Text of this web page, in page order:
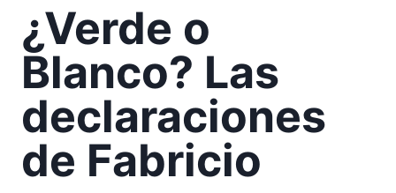
¿Verde o
Blanco? Las
declaraciones
de Fabricio